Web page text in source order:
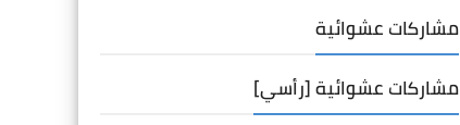
مشاركات عشوائية
مشاركات عشوائية [رأسي]